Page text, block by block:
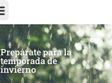
Prepárate para la
temporada de
invierno